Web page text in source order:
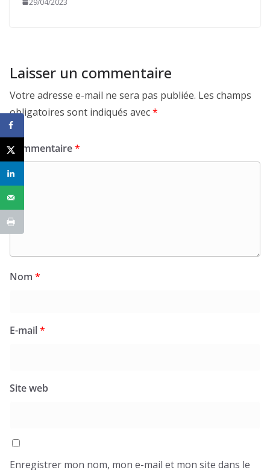
29/04/2023
Laisser un commentaire
Votre adresse e-mail ne sera pas publiée. Les champs
obligatoires sont indiqués avec*
Commentaire*
Nom *
E-mail*
Site web
Enregistrer mon nom, mon e-mail et mon site dans le